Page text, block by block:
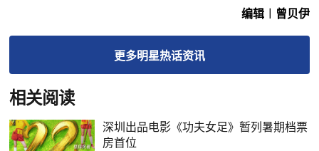
编辑︱曾贝伊
更多明星热话资讯
相关阅读
深圳出品电影《功夫女足》暂列暑期档票
房首位